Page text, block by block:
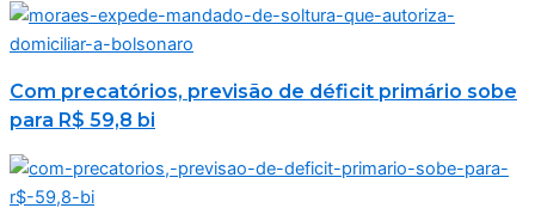
Com precatórios, previsão de déficit primário sobe
para R$ 59,8 bi